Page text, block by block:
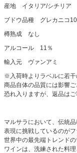
産地 イタリア/シチリア
ブドウ品種 グレカニコ
樽熟成 なし
アルコール 11％
輸入元 ヴァンアミ
※入荷時よりラベルに若干
商品自体の品質には影響ご
恐れ入りますが、返品は
マルサラにおいて、伝統
表現に挑戦しているのが
世界中の最先端トレンド
ワインは、洗練された料